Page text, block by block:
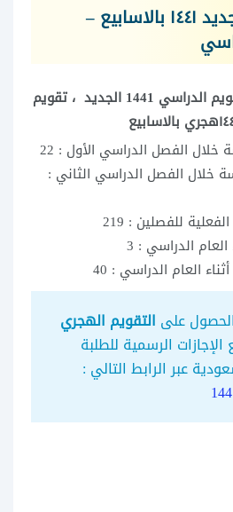
العام الدراسي الجديد ١٤٤١ بالاسابيع –
مرفق لكم بالاسفل التقويم الدراسي 1441 الجديد ، تقويم
خلال الفصل الدراسي الأول : 22
خلال الفصل الدراسي الثاني :
للفصلين : 219
الدراسي : 3
العام الدراسي : 40
على التقويم الهجري
الرسمية للطلبة
عبر الرابط التالي :